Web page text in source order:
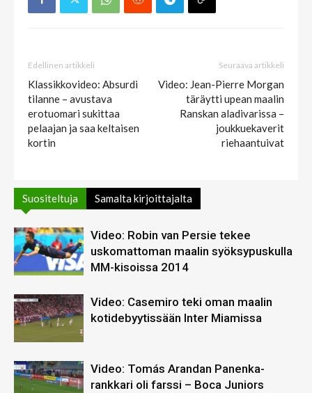
Edellinen artikkeli
Klassikkovideo: Absurdi
tilanne – avustava
erotuomari sukittaa
pelaajan ja saa keltaisen
kortin
Seuraava artikkeli
Video: Jean-Pierre Morgan
täräytti upean maalin
Ranskan aladivarissa –
joukkuekaverit
riehaantuivat
Suositeltuja Samalta kirjoittajalta
Video: Robin van Persie tekee
uskomattoman maalin syöksypuskulla
MM-kisoissa 2014
Video: Casemiro teki oman maalin
kotidebyytissään Inter Miamissa
Video: Tomás Arandan Panenka-
rankkari oli farssi – Boca Juniors